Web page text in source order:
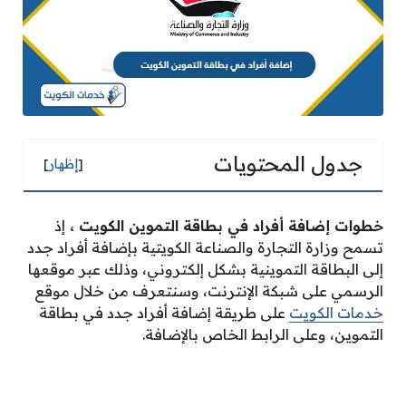
جدول المحتويات [إظهار]
خطوات إضافة أفراد في بطاقة التموين الكويت ، إذ
تسمح وزارة التجارة والصناعة الكويتية بإضافة أفراد جدد
إلى البطاقة التموينية بشكل إلكتروني، وذلك عبر موقعها
الرسمي على شبكة الإنترنت، وسنتعرف من خلال موقع
خدمات الكويت على طريقة إضافة أفراد جدد في بطاقة
التموين، وعلى الرابط الخاص بالإضافة.